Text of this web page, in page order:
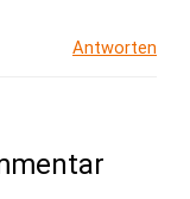
Antworten